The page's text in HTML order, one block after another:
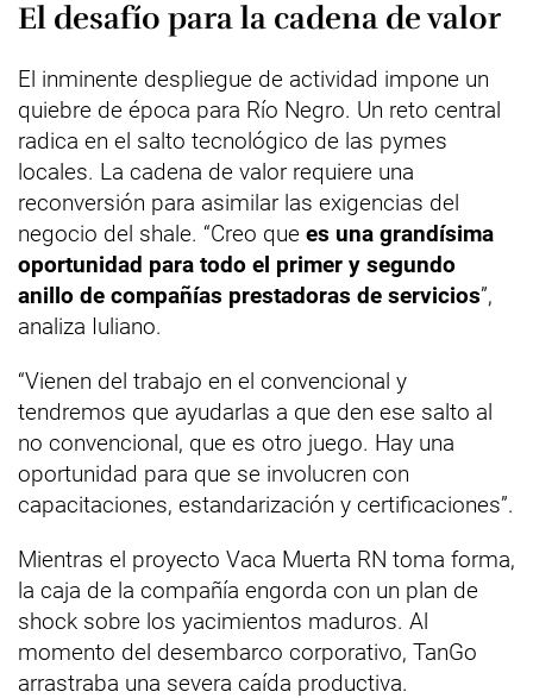
El desafío para la cadena de valor
El inminente despliegue de actividad impone un
quiebre de época para Río Negro. Un reto central
radica en el salto tecnológico de las pymes
locales. La cadena de valor requiere una
reconversión para asimilar las exigencias del
negocio del shale. “Creo que es una grandísima
oportunidad para todo el primer y segundo
anillo de compañías prestadoras de servicios”,
analiza Iuliano.
“Vienen del trabajo en el convencional y
tendremos que ayudarlas a que den ese salto al
no convencional, que es otro juego. Hay una
oportunidad para que se involucren con
capacitaciones, estandarización y certificaciones”.
Mientras el proyecto Vaca Muerta RN toma forma,
la caja de la compañía engorda con un plan de
shock sobre los yacimientos maduros. Al
momento del desembarco corporativo, TanGo
arrastraba una severa caída productiva.